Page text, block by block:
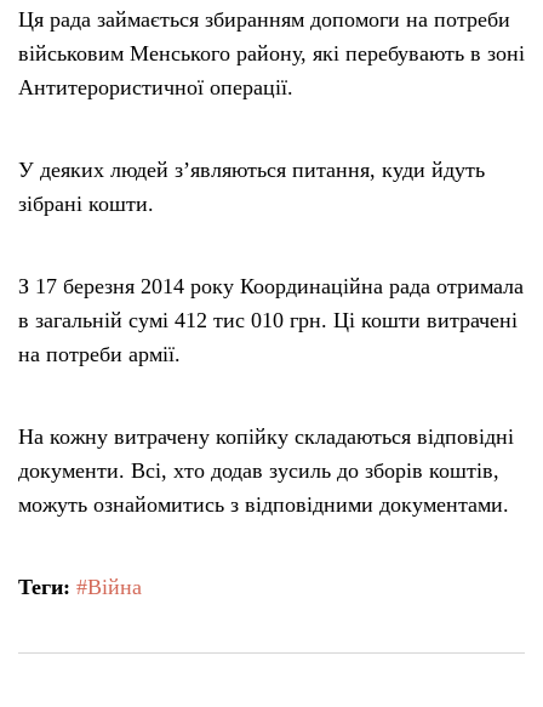
Ця рада займається збиранням допомоги на потреби
військовим Менського району, які перебувають в зоні
Антитерористичної операції.
У деяких людей з’являються питання, куди йдуть
зібрані кошти.
З 17 березня 2014 року Координаційна рада отримала
в загальній сумі 412 тис 010 грн. Ці кошти витрачені
на потреби армії.
На кожну витрачену копійку складаються відповідні
документи. Всі, хто додав зусиль до зборів коштів,
можуть ознайомитись з відповідними документами.
Теги: #Війна